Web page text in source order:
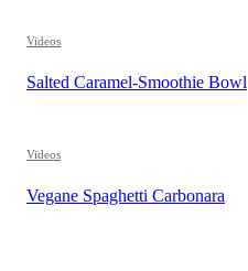
Videos
Salted Caramel-Smoothie Bowl
Videos
Vegane Spaghetti Carbonara